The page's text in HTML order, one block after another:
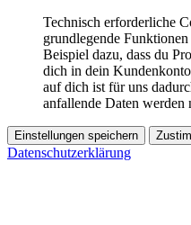
Technisch erforderliche
grundlegende
Beispiel dazu, dass du
dich in dein
auf dich ist für uns
anfallende Daten werden
Einstellungen speichern
Datenschutzerklärung